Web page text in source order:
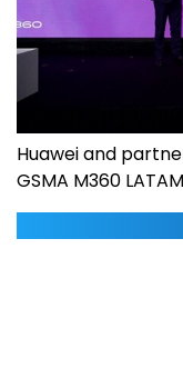
Huawei and
GSMA M360